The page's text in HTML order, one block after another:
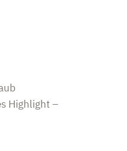
Highlight –